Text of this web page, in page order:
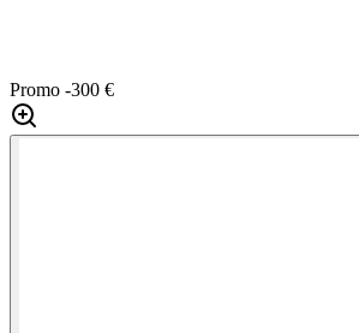
Promo -300 €